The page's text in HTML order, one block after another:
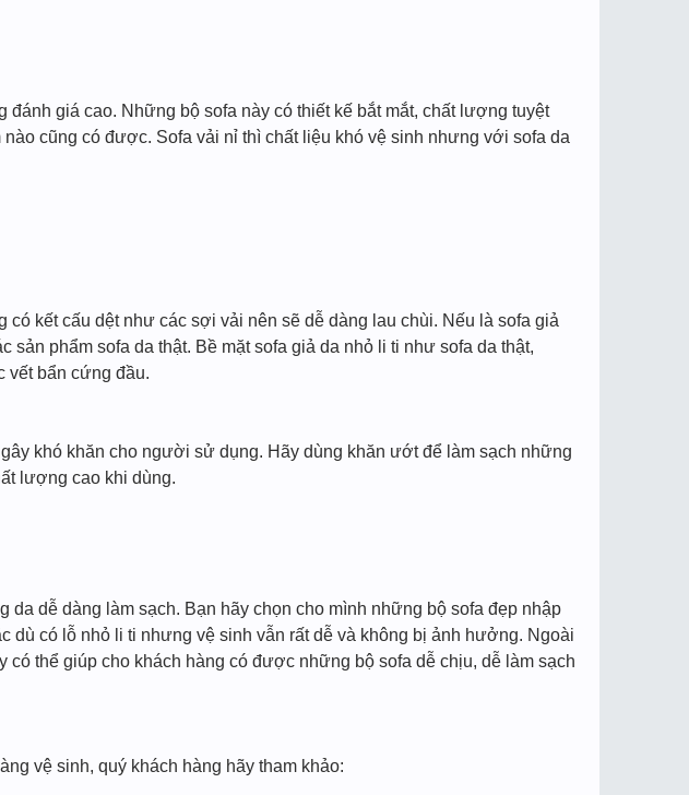
giá cao. Những bộ sofa này có thiết kế bắt mắt, chất lượng tuyệt
cũng có được. Sofa vải nỉ thì chất liệu khó vệ sinh nhưng với sofa da
kết cấu dệt như các sợi vải nên sẽ dễ dàng lau chùi. Nếu là sofa giả
phẩm sofa da thật. Bề mặt sofa giả da nhỏ li ti như sofa da thật,
vết bẩn cứng đầu.
khó khăn cho người sử dụng. Hãy dùng khăn ướt để làm sạch những
lượng cao khi dùng.
dễ dàng làm sạch. Bạn hãy chọn cho mình những bộ sofa đẹp nhập
dù có lỗ nhỏ li ti nhưng vệ sinh vẫn rất dễ và không bị ảnh hưởng. Ngoài
thể giúp cho khách hàng có được những bộ sofa dễ chịu, dễ làm sạch
vệ sinh, quý khách hàng hãy tham khảo: